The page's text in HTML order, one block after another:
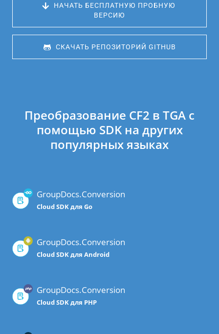
НАЧАТЬ БЕСПЛАТНУЮ ПРОБНУЮ
ВЕРСИЮ
СКАЧАТЬ РЕПОЗИТОРИЙ GITHUB
Преобразование CF2 в TGA с
помощью SDK на других
популярных языках
GroupDocs.Conversion
Cloud SDK для Go
GroupDocs.Conversion
Cloud SDK для Android
GroupDocs.Conversion
Cloud SDK для PHP